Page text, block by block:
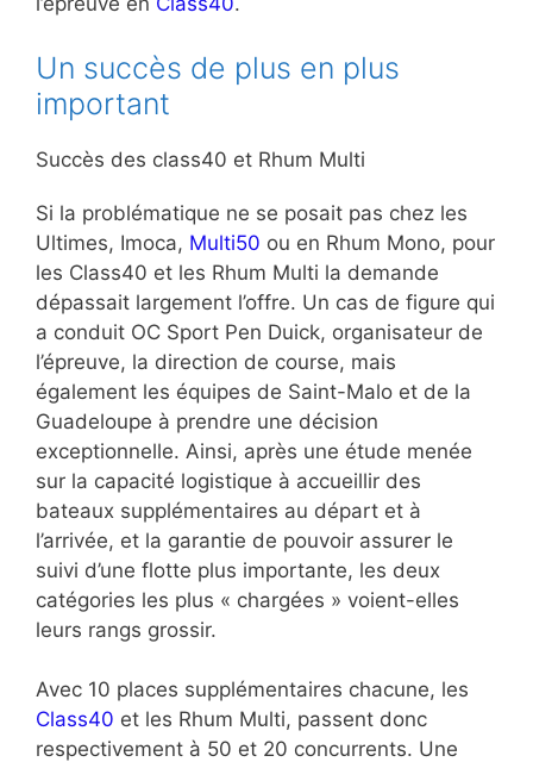
Un succès de plus en plus
important
Succès des class40 et Rhum Multi
Si la problématique ne se posait pas chez les
Ultimes, Imoca, Multi50 ou en Rhum Mono, pour
les Class40 et les Rhum Multi la demande
dépassait largement l’offre. Un cas de figure qui
a conduit OC Sport Pen Duick, organisateur de
l’épreuve, la direction de course, mais
également les équipes de Saint-Malo et de la
Guadeloupe à prendre une décision
exceptionnelle. Ainsi, après une étude menée
sur la capacité logistique à accueillir des
bateaux supplémentaires au départ et à
l’arrivée, et la garantie de pouvoir assurer le
suivi d’une flotte plus importante, les deux
catégories les plus « chargées » voient-elles
leurs rangs grossir.
Avec 10 places supplémentaires chacune, les
Class40 et les Rhum Multi, passent donc
respectivement à 50 et 20 concurrents. Une